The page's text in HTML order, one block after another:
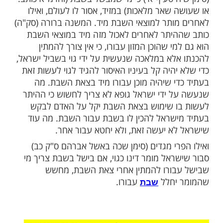
עוד תוכן חדש ומפתיע! התחברו לכל
שלנו בתהיליםבלחיצה כאן >>>​
להמתין זמן מה אחרי צאת השבת, לפני
שיעור זמן ההמתנה צריך להיות פרק הזמן
כבר נפסק בשלחן ערוך אורח חיים
סעיף א') כי מי שמבשל בשבת (והרמ"א כותב:
שאר מלאכות) במזיד, אסור לו לעולם, ואילו
למוצאי השבת מיד. המשנה ברורה (סק"ה)
לאחרים לאכול מזה מיד במוצאי השבת
שהוכן המזון עבורו, כי אין צורך להמתין
במלאכה שנעשית על ידי גוי בשביל ישראל,